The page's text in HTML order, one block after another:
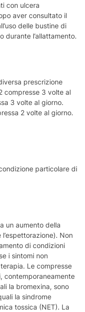
con ulcera
aver consultato il
delle bustine di
durante l’allattamento.
prescrizione
compresse 3 volte al
3 volte al giorno.
2 volte al giorno.
particolare di
un aumento della
Non
di condizioni
i sintomi non
Le compresse
contemporaneamente
la bromexina, sono
la sindrome
tossica (NET). La